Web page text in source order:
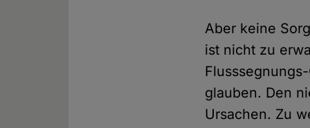
Aber keine
ist nicht zu
glauben. Den
Ursachen. Zu